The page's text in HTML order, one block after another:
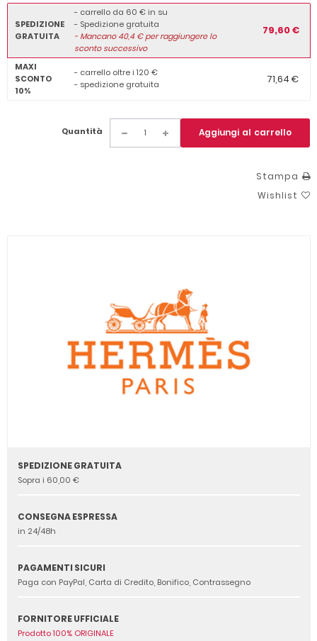
SPEDIZIONE
GRATUITA
- carrello da 60 € in su
- Spedizione gratuita
-Mancano40,4€ per raggiungere lo
sconto successivo
79,60 €
MAXI
SCONTO
10%
- carrello oltre i 120 €
- spedizione gratuita
71,64 €
Quantità Aggiungi al carrello
Stampa
Wishlist
SPEDIZIONE GRATUITA
Sopra i 60,00 €
CONSEGNA ESPRESSA
in 24/48h
PAGAMENTI SICURI
Paga con PayPal, Carta di Credito, Bonifico, Contrassegno
FORNITORE UFFICIALE
Prodotto 100% ORIGINALE